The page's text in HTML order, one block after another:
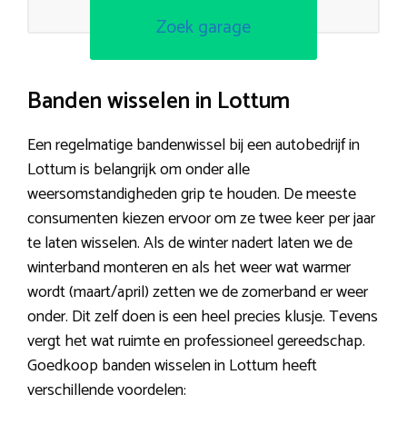
Zoek garage
Banden wisselen in Lottum
Een regelmatige bandenwissel bij een autobedrijf in
Lottum is belangrijk om onder alle
weersomstandigheden grip te houden. De meeste
consumenten kiezen ervoor om ze twee keer per jaar
te laten wisselen. Als de winter nadert laten we de
winterband monteren en als het weer wat warmer
wordt (maart/april) zetten we de zomerband er weer
onder. Dit zelf doen is een heel precies klusje. Tevens
vergt het wat ruimte en professioneel gereedschap.
Goedkoop banden wisselen in Lottum heeft
verschillende voordelen: